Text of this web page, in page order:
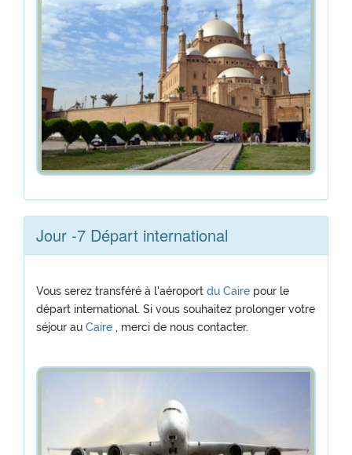
Jour -7 Départ international
Vous serez transféré à l'aéroport du Caire pour le
départ international. Si vous souhaitez prolonger votre
séjour au Caire , merci de nous contacter.